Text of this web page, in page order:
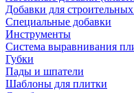
Добавки для
Специальные добавки
Инструменты
Система выравнивания
Губки
Пады и шпатели
Шаблоны для плитки